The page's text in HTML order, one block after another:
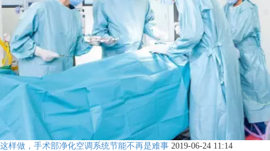
这样做，手术部净化空调系统节能不再是难事 2019-06-24 11:14